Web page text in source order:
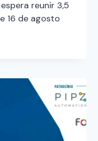
reunir 3,5
16 de agosto